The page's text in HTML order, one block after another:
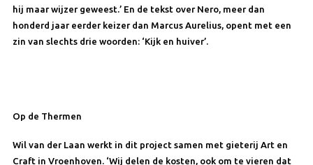
hij maar wijzer geweest.’ En de tekst over Nero, meer dan
honderd jaar eerder keizer dan Marcus Aurelius, opent met een
zin van slechts drie woorden: ‘Kijk en huiver’.
Op de Thermen
Wil van der Laan werkt in dit project samen met gieterij Art en
Craft in Vroenhoven. ‘Wij delen de kosten, ook om te vieren dat